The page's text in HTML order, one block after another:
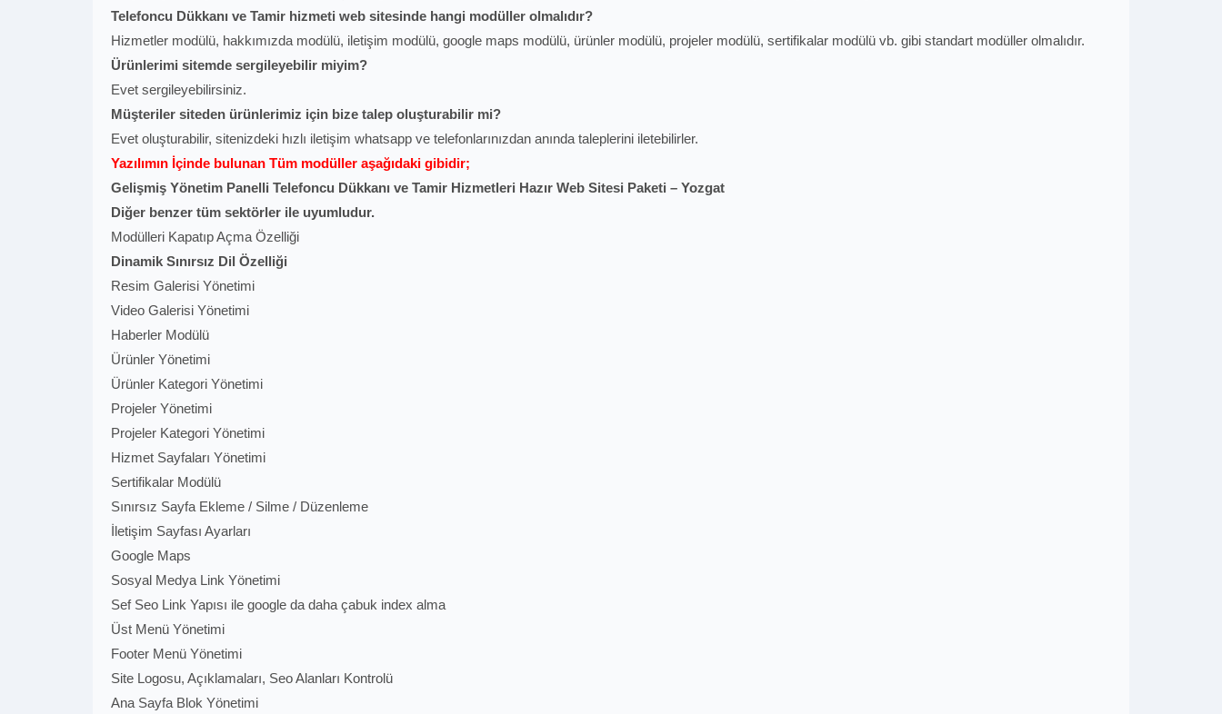
Telefoncu Dükkanı ve Tamir hizmeti web sitesinde hangi modüller olmalıdır?
Hizmetler modülü, hakkımızda modülü, iletişim modülü, google maps modülü, ürünler modülü, projeler modülü, sertifikalar modülü vb. gibi standart modüller olmalıdır.
Ürünlerimi sitemde sergileyebilir miyim?
Evet sergileyebilirsiniz.
Müşteriler siteden ürünlerimiz için bize talep oluşturabilir mi?
Evet oluşturabilir, sitenizdeki hızlı iletişim whatsapp ve telefonlarınızdan anında taleplerini iletebilirler.
Yazılımın İçinde bulunan Tüm modüller aşağıdaki gibidir;
Gelişmiş Yönetim Panelli Telefoncu Dükkanı ve Tamir Hizmetleri Hazır Web Sitesi Paketi – Yozgat
Diğer benzer tüm sektörler ile uyumludur.
Modülleri Kapatıp Açma Özelliği
Dinamik Sınırsız Dil Özelliği
Resim Galerisi Yönetimi
Video Galerisi Yönetimi
Haberler Modülü
Ürünler Yönetimi
Ürünler Kategori Yönetimi
Projeler Yönetimi
Projeler Kategori Yönetimi
Hizmet Sayfaları Yönetimi
Sertifikalar Modülü
Sınırsız Sayfa Ekleme / Silme / Düzenleme
İletişim Sayfası Ayarları
Google Maps
Sosyal Medya Link Yönetimi
Sef Seo Link Yapısı ile google da daha çabuk index alma
Üst Menü Yönetimi
Footer Menü Yönetimi
Site Logosu, Açıklamaları, Seo Alanları Kontrolü
Ana Sayfa Blok Yönetimi